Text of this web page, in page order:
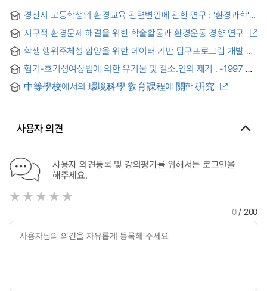
경산시 고등학생의 환경교육 관련변인에 관한 연구 : '환경과학'
선택학교 학생을 대상으로 = (The) Study about Relative
Variables of Environmental Education of High School
Students in Daegu
지구적 환경문제 해결을 위한 학술활동과 환경운동 경향 연구
학생 행위주체성 함양을 위한 데이터 기반 탐구프로그램 개발 및
적용 : 환경 문제를 중심으로 = Development and Application
of Authentic Data-Driven Inquiry for Student Agency
:Focused on Environmental Issues
혐기-호기성여상법에 의한 유기물 및 질소.인의 제거 . -1997 =
Removal of Organic matter, Nitrogen and Phosphorus bu
Anaerobic-Aerobic Filter
中等學校에서의 環境科學 敎育課程에 關한 硏究
사용자 의견
사용자 의견등록 및 강의평가를 위해서는 로그인을
해주세요.
0/ 200